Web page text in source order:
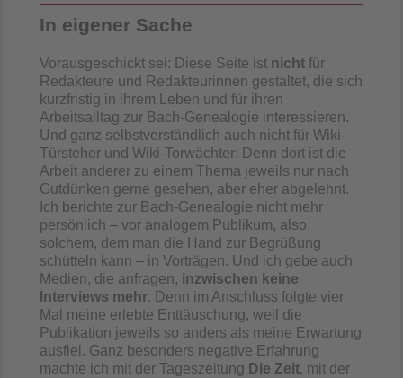
In eigener Sache
Vorausgeschickt sei: Diese Seite ist nicht für
Redakteure und Redakteurinnen gestaltet, die sich
kurzfristig in ihrem Leben und für ihren
Arbeitsalltag zur Bach-Genealogie interessieren.
Und ganz selbstverständlich auch nicht für Wiki-
Türsteher und Wiki-Torwächter: Denn dort ist die
Arbeit anderer zu einem Thema jeweils nur nach
Gutdünken gerne gesehen, aber eher abgelehnt.
Ich berichte zur Bach-Genealogie nicht mehr
persönlich – vor analogem Publikum, also
solchem, dem man die Hand zur Begrüßung
schütteln kann – in Vorträgen. Und ich gebe auch
Medien, die anfragen, inzwischen keine
Interviews mehr. Denn im Anschluss folgte vier
Mal meine erlebte Enttäuschung, weil die
Publikation jeweils so anders als meine Erwartung
ausfiel. Ganz besonders negative Erfahrung
machte ich mit der Tageszeitung Die Zeit, mit der